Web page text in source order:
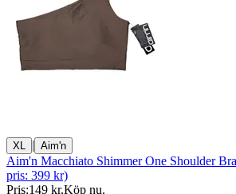
XL | Aim'n
Aim'n Macchiato Shimmer One Shoulder
pris: 399 kr)
Pris:149 kr,Köp nu.